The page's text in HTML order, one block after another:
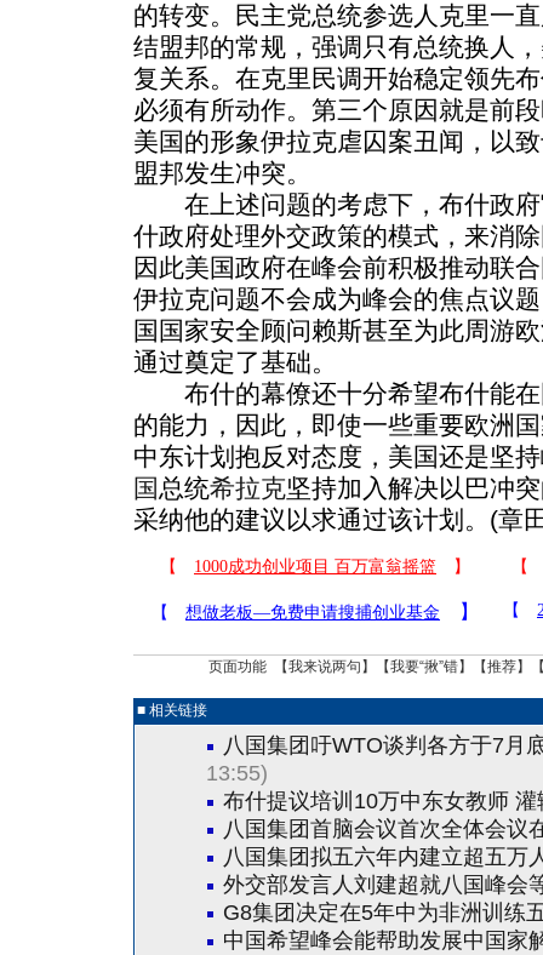
的转变。民主党总统参选人克里一
结盟邦的常规，强调只有总统换人
复关系。在克里民调开始稳定领先
必须有所动作。第三个原因就是前
美国的形象伊拉克虐囚案丑闻，以
盟邦发生冲突。
在上述问题的考虑下，布什政府
什政府处理外交政策的模式，来消
因此美国政府在峰会前积极推动联
伊拉克问题不会成为峰会的焦点议
国国家安全顾问赖斯甚至为此周游
通过奠定了基础。
布什的幕僚还十分希望布什能在
的能力，因此，即使一些重要欧洲
中东计划抱反对态度，美国还是坚
国总统希拉克坚持加入解决以巴冲
采纳他的建议以求通过该计划。(章
页面功能 【我来说两句 】【我要“揪”错】【推荐】
■ 相关链接
八国集团吁WTO谈判各方于7月
13:55)
布什提议培训10万中东女教师
八国集团首脑会议首次全体会议
八国集团拟五六年内建立超五万
外交部发言人刘建超就八国峰会
G8集团决定在5年中为非洲训练
中国希望峰会能帮助发展中国家